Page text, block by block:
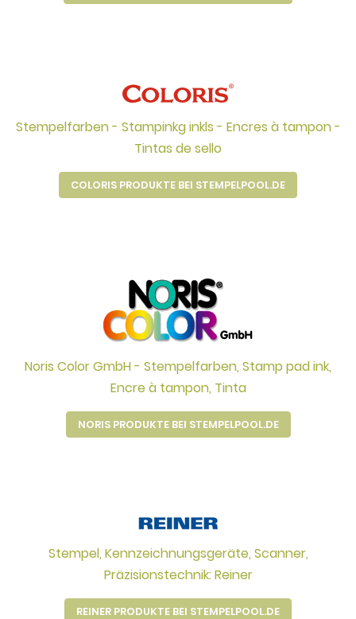
Stempelfarben - Stampinkg inkls - Encres à tampon -
Tintas de sello
COLORIS PRODUKTE BEI STEMPELPOOL.DE
Noris Color GmbH - Stempelfarben, Stamp pad ink,
Encre à tampon, Tinta
NORIS PRODUKTE BEI STEMPELPOOL.DE
Stempel, Kennzeichnungsgeräte, Scanner,
Präzisionstechnik: Reiner
REINER PRODUKTE BEI STEMPELPOOL.DE